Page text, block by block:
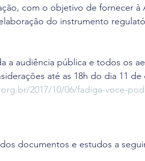
com o objetivo de fornecer à
do instrumento
a audiência pública e todos os
até as 18h do dia 11
2017/10/06/fadiga-voce-
documentos e estudos a